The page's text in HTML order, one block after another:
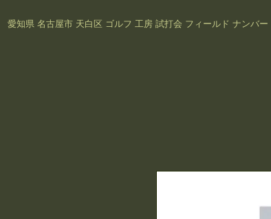
愛知県 名古屋市 天白区 ゴルフ 工房 試打会 フィールド ナンバー